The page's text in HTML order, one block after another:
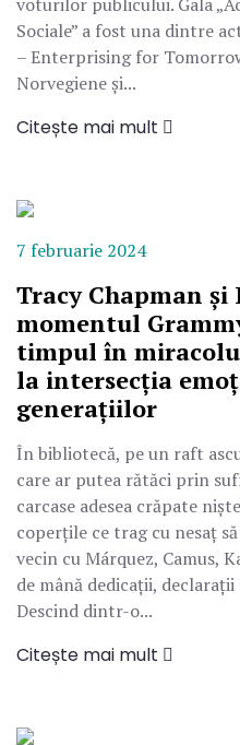
Sociale” a fost una dintre
– Enterprising for
Norvegiene și...
Citește mai mult
7 februarie 2024
Tracy Chapman și
momentul
timpul în
la intersecția
generațiilor
În bibliotecă, pe un raft
care ar putea rătăci prin
carcase adesea crăpate
coperțile ce trag cu nesaț
vecin cu Márquez, Camus,
de mână dedicații,
Descind dintr-o...
Citește mai mult